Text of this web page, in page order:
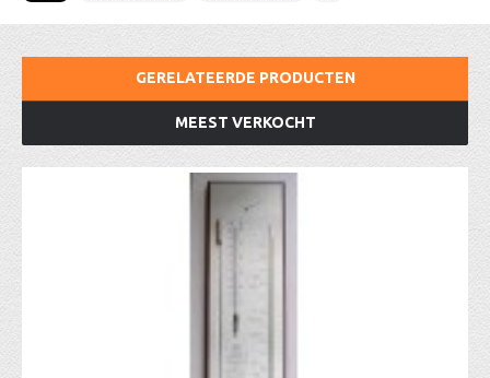
GERELATEERDE PRODUCTEN
MEEST VERKOCHT